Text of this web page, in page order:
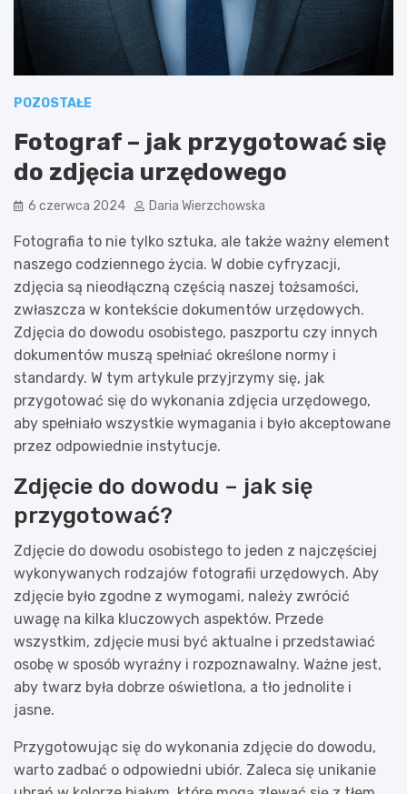
POZOSTAŁE
Fotograf – jak przygotować się
do zdjęcia urzędowego
6 czerwca 2024 Daria Wierzchowska
Fotografia to nie tylko sztuka, ale także ważny element
naszego codziennego życia. W dobie cyfryzacji,
zdjęcia są nieodłączną częścią naszej tożsamości,
zwłaszcza w kontekście dokumentów urzędowych.
Zdjęcia do dowodu osobistego, paszportu czy innych
dokumentów muszą spełniać określone normy i
standardy. W tym artykule przyjrzymy się, jak
przygotować się do wykonania zdjęcia urzędowego,
aby spełniało wszystkie wymagania i było akceptowane
przez odpowiednie instytucje.
Zdjęcie do dowodu – jak się
przygotować?
Zdjęcie do dowodu osobistego to jeden z najczęściej
wykonywanych rodzajów fotografii urzędowych. Aby
zdjęcie było zgodne z wymogami, należy zwrócić
uwagę na kilka kluczowych aspektów. Przede
wszystkim, zdjęcie musi być aktualne i przedstawiać
osobę w sposób wyraźny i rozpoznawalny. Ważne jest,
aby twarz była dobrze oświetlona, a tło jednolite i
jasne.
Przygotowując się do wykonania zdjęcie do dowodu,
warto zadbać o odpowiedni ubiór. Zaleca się unikanie